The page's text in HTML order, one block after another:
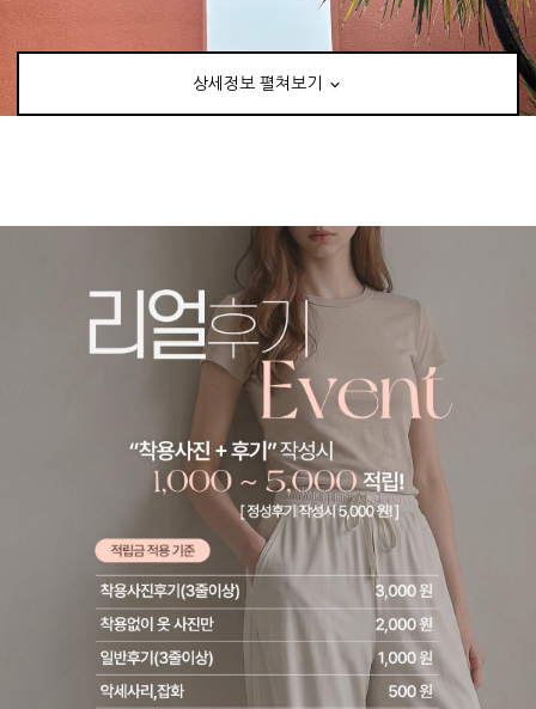
상세정보 펼쳐보기